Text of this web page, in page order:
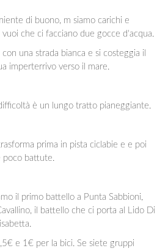
di buono, m siamo carichi e
che ci facciano due gocce d'acqua.
una strada bianca e si costeggia il
imperterrivo verso il mare.
è un lungo tratto pianeggiante.
prima in pista ciclabie e e poi
battute.
il primo battello a Punta Sabbioni,
il battello che ci porta al Lido Di
e 1€ per la bici. Se siete gruppi